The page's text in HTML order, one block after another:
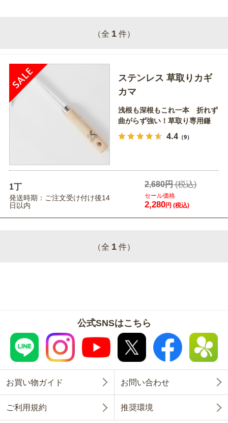
（全 1 件）
ステンレス 草取りカギ
カマ
浅根も深根もこれ一本 折れず
曲がらず強い！草取り専用鎌
4.4（9）
1丁
発送時期：ご注文受け付け後14
日以内
2,680円(税込)
セール価格
2,280円 (税込)
（全 1 件）
公式SNSはこちら
お買い物ガイド お問い合わせ
ご利用規約 推奨環境